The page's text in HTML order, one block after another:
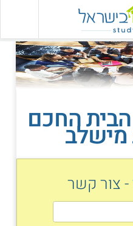
החכם
- צור קשר